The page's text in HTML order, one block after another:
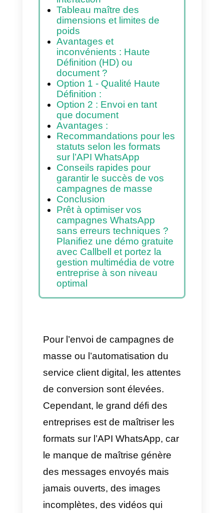
Spécifications pour
l’approbation des modèles
(Meta Business Suite)
Nouveaux formats sur l’API
WhatsApp pour du contenu
multimédia à forte
interaction
Tableau maître des
dimensions et limites de
poids
Avantages et
inconvénients : Haute
Définition (HD) ou
document ?
Option 1 - Qualité Haute
Définition :
Option 2 : Envoi en tant
que document
Avantages :
Recommandations pour les
statuts selon les formats
sur l’API WhatsApp
Prêt à optimiser vos
campagnes WhatsApp
sans erreurs techniques ?
Planifiez une démo gratuite
avec Callbell et portez la
gestion multimédia de votre
entreprise à son niveau
optimal
Pour l’envoi de campagnes de